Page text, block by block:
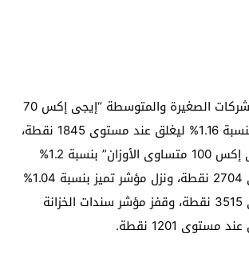
كما ارتفع مؤشر الشركات الصغيرة والمتوسطة “إيجى إكس 70
متساوى الأوزان” بنسبة 1.16% ليغلق عند مستوى 1845 نقطة،
وصعد مؤشر “إيجى إكس 100 متساوى الأوزان” بنسبة 1.2%
ليغلق عند مستوى 2704 نقطة، ونزل مؤشر تميز بنسبة 1.04%
ليغلق عند مستوى 3515 نقطة، وقفز مؤشر سندات الخزانة